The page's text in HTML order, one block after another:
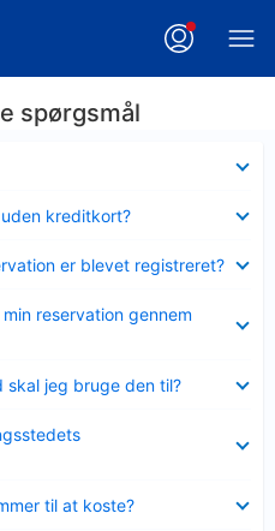
spørgsmål
kreditkort?
er blevet registreret?
reservation gennem
skal jeg bruge den til?
til at koste?